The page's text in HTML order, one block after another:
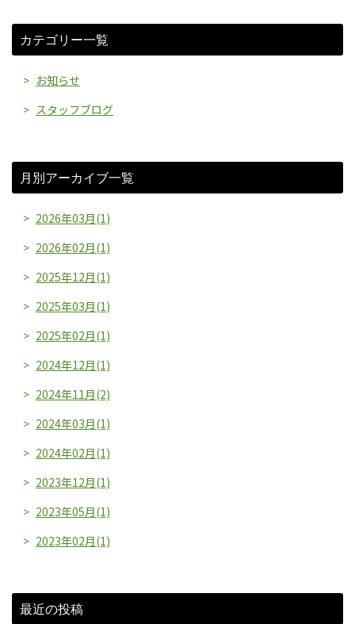
カテゴリー一覧
お知らせ
スタッフブログ
月別アーカイブ一覧
2026年03月(1)
2026年02月(1)
2025年12月(1)
2025年03月(1)
2025年02月(1)
2024年12月(1)
2024年11月(2)
2024年03月(1)
2024年02月(1)
2023年12月(1)
2023年05月(1)
2023年02月(1)
最近の投稿